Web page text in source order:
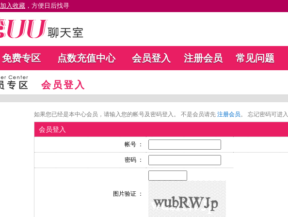
加入收藏 ，方便日后找寻
免费专区 点数充值中心 会员登入 注册会员 常见问题
会员登入
如果您已经是本中心会员，请输入您的帐号及密码登入。 不是会员请先 注册会员。 忘记密码可进入
会员登入
帐号 ：
密码 ：
图片验证 ：